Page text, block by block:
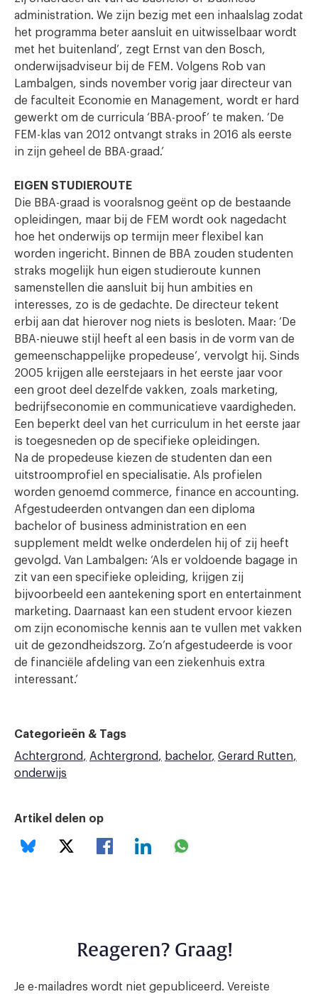
administration. We zijn bezig met een inhaalslag zodat
het programma beter aansluit en uitwisselbaar wordt
met het buitenland’, zegt Ernst van den Bosch,
onderwijsadviseur bij de FEM. Volgens Rob van
Lambalgen, sinds november vorig jaar directeur van
de faculteit Economie en Management, wordt er hard
gewerkt om de curricula ‘BBA-proof’ te maken. ‘De
FEM-klas van 2012 ontvangt straks in 2016 als eerste
in zijn geheel de BBA-graad.’
EIGEN STUDIEROUTE
Die BBA-graad is vooralsnog geënt op de bestaande
opleidingen, maar bij de FEM wordt ook nagedacht
hoe het onderwijs op termijn meer flexibel kan
worden ingericht. Binnen de BBA zouden studenten
straks mogelijk hun eigen studieroute kunnen
samenstellen die aansluit bij hun ambities en
interesses, zo is de gedachte. De directeur tekent
erbij aan dat hierover nog niets is besloten. Maar: ‘De
BBA-nieuwe stijl heeft al een basis in de vorm van de
gemeenschappelijke propedeuse’, vervolgt hij. Sinds
2005 krijgen alle eerstejaars in het eerste jaar voor
een groot deel dezelfde vakken, zoals marketing,
bedrijfseconomie en communicatieve vaardigheden.
Een beperkt deel van het curriculum in het eerste jaar
is toegesneden op de specifieke opleidingen.
Na de propedeuse kiezen de studenten dan een
uitstroomprofiel en specialisatie. Als profielen
worden genoemd commerce, finance en accounting.
Afgestudeerden ontvangen dan een diploma
bachelor of business administration en een
supplement meldt welke onderdelen hij of zij heeft
gevolgd. Van Lambalgen: ‘Als er voldoende bagage in
zit van een specifieke opleiding, krijgen zij
bijvoorbeeld een aantekening sport en entertainment
marketing. Daarnaast kan een student ervoor kiezen
om zijn economische kennis aan te vullen met vakken
uit de gezondheidszorg. Zo’n afgestudeerde is voor
de financiële afdeling van een ziekenhuis extra
interessant.’
Categorieën & Tags
Achtergrond
Achtergrond bachelor Gerard Rutten
onderwijs
Artikel delen op
Reageren? Graag!
Je e-mailadres wordt niet gepubliceerd. Vereiste